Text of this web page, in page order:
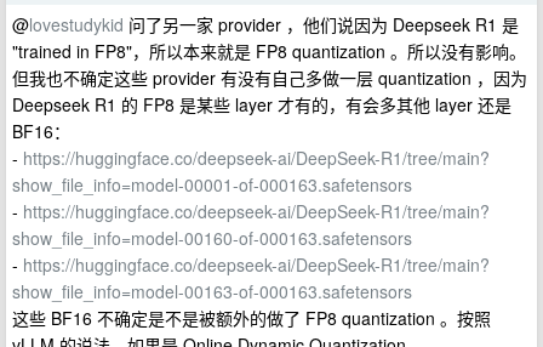
@lovestudykid 问了另一家 provider ，他们说因为 Deepseek R1 是
"trained in FP8"，所以本来就是 FP8 quantization 。所以没有影响。
但我也不确定这些 provider 有没有自己多做一层 quantization ，因为
Deepseek R1 的 FP8 是某些 layer 才有的，有会多其他 layer 还是
BF16：
- https://huggingface.co/deepseek-ai/DeepSeek-R1/tree/main?
show_file_info=model-00001-of-000163.safetensors
- https://huggingface.co/deepseek-ai/DeepSeek-R1/tree/main?
show_file_info=model-00160-of-000163.safetensors
- https://huggingface.co/deepseek-ai/DeepSeek-R1/tree/main?
show_file_info=model-00163-of-000163.safetensors
这些 BF16 不确定是不是被额外的做了 FP8 quantization 。按照